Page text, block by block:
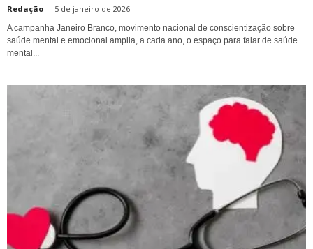
Redação - 5 de janeiro de 2026
A campanha Janeiro Branco, movimento nacional de conscientização sobre
saúde mental e emocional amplia, a cada ano, o espaço para falar de saúde
mental...